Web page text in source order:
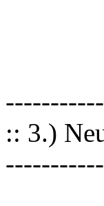
:: 3.)